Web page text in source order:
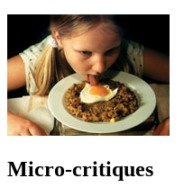
Micro-critiques